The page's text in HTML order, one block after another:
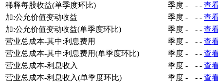
稀释每股收益(单季度环比)
季度 - - - 查
加:公允价值变动收益
季度 - - - 查
加:公允价值变动收益(单季度环比)
季度 - - - 查
营业总成本-其中:利息费用
季度 - - - 查
营业总成本-其中:利息费用(单季度环比)
季度 - - - 查
营业总成本-利息收入
季度 - - - 查
营业总成本-利息收入(单季度环比)
季度 - - - 查